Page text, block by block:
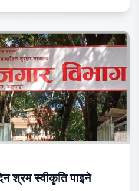
श्रम स्वीकृति पाइने